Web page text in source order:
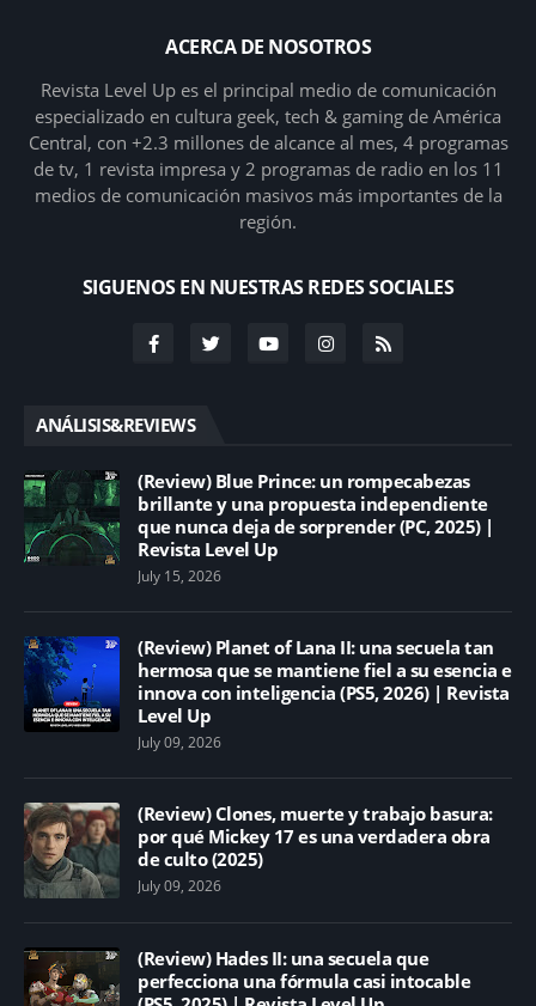
ACERCA DE NOSOTROS
Revista Level Up es el principal medio de comunicación
especializado en cultura geek, tech & gaming de América
Central, con +2.3 millones de alcance al mes, 4 programas
de tv, 1 revista impresa y 2 programas de radio en los 11
medios de comunicación masivos más importantes de la
región.
SIGUENOS EN NUESTRAS REDES SOCIALES
ANÁLISIS&REVIEWS
(Review) Blue Prince: un rompecabezas
brillante y una propuesta independiente
que nunca deja de sorprender (PC, 2025) |
Revista Level Up
July 15, 2026
(Review) Planet of Lana II: una secuela tan
hermosa que se mantiene fiel a su esencia e
innova con inteligencia (PS5, 2026) | Revista
Level Up
July 09, 2026
(Review) Clones, muerte y trabajo basura:
por qué Mickey 17 es una verdadera obra
de culto (2025)
July 09, 2026
(Review) Hades II: una secuela que
perfecciona una fórmula casi intocable